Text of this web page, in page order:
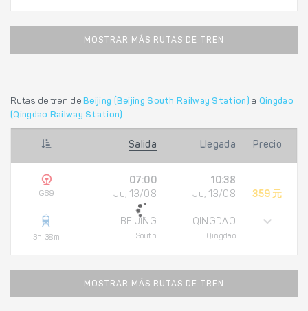
MOSTRAR MÁS RUTAS DE TREN
Rutas de tren de Beijing (Beijing South Railway Station) a Qingdao
(Qingdao Railway Station)
Salida Llegada Precio
G69
3h 38m
07:00
Ju, 13/08
BEIJING
South
10:38
Ju, 13/08
QINGDAO
Qingdao
359 元
MOSTRAR MÁS RUTAS DE TREN